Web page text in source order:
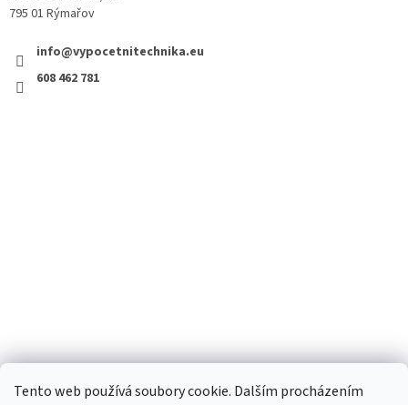
Tento web používá soubory cookie. Dalším procházením
795 01 Rýmařov
info@vypocetnitechnika.eu
608 462 781